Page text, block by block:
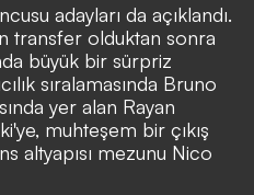
adayları da açıklandı.
transfer olduktan sonra
büyük bir sürpriz
sıralamasında Bruno
yer alan Rayan
muhteşem bir çıkış
altyapısı mezunu Nico